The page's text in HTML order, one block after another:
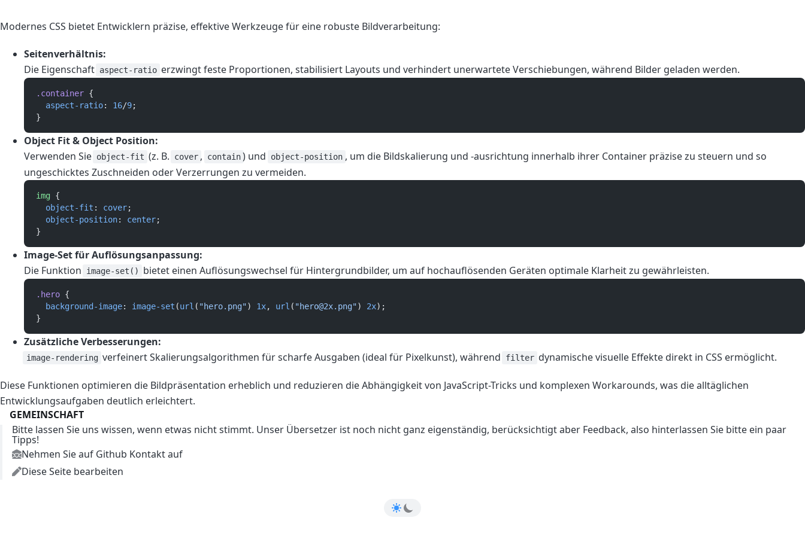
Modernes CSS bietet Entwicklern präzise, effektive Werkzeuge für eine robuste Bildverarbeitung:
Seitenverhältnis:
Die Eigenschaft aspect-ratio erzwingt feste Proportionen, stabilisiert Layouts und verhindert unerwartete Verschiebungen, während Bilder geladen werden.
.container {
aspect-ratio: 16/9;
}
Object Fit & Object Position:
Verwenden Sie object-fit (z. B. cover , contain ) und object-position , um die Bildskalierung und -ausrichtung innerhalb ihrer Container präzise zu steuern und so
ungeschicktes Zuschneiden oder Verzerrungen zu vermeiden.
img {
object-fit : cover;
object-position: center;
}
Image-Set für Auflösungsanpassung:
Die Funktion
image-set() bietet einen Auflösungswechsel für Hintergrundbilder, um auf hochauflösenden Geräten optimale Klarheit zu gewährleisten.
.hero {
background-image: image-set (url ( "hero.png") 1x, url ( "hero@2x.png") 2x);
}
Zusätzliche Verbesserungen:
image-rendering verfeinert Skalierungsalgorithmen für scharfe Ausgaben (ideal für Pixelkunst), während filter dynamische visuelle Effekte direkt in CSS ermöglicht.
Diese Funktionen optimieren die Bildpräsentation erheblich und reduzieren die Abhängigkeit von JavaScript-Tricks und komplexen Workarounds, was die alltäglichen
Entwicklungsaufgaben deutlich erleichtert.
GEMEINSCHAFT
Bitte lassen Sie uns wissen, wenn etwas nicht stimmt. Unser Übersetzer ist noch nicht ganz eigenständig, berücksichtigt aber Feedback, also hinterlassen Sie bitte ein paar
Tipps!
Nehmen Sie auf Github Kontakt auf
Diese Seite bearbeiten